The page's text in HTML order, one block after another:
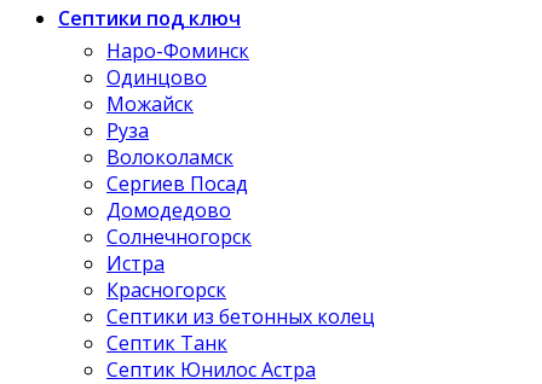
Септики под ключ
Наро-Фоминск
Одинцово
Можайск
Руза
Волоколамск
Сергиев Посад
Домодедово
Солнечногорск
Истра
Красногорск
Септики из бетонных колец
Септик Танк
Септик Юнилос Астра